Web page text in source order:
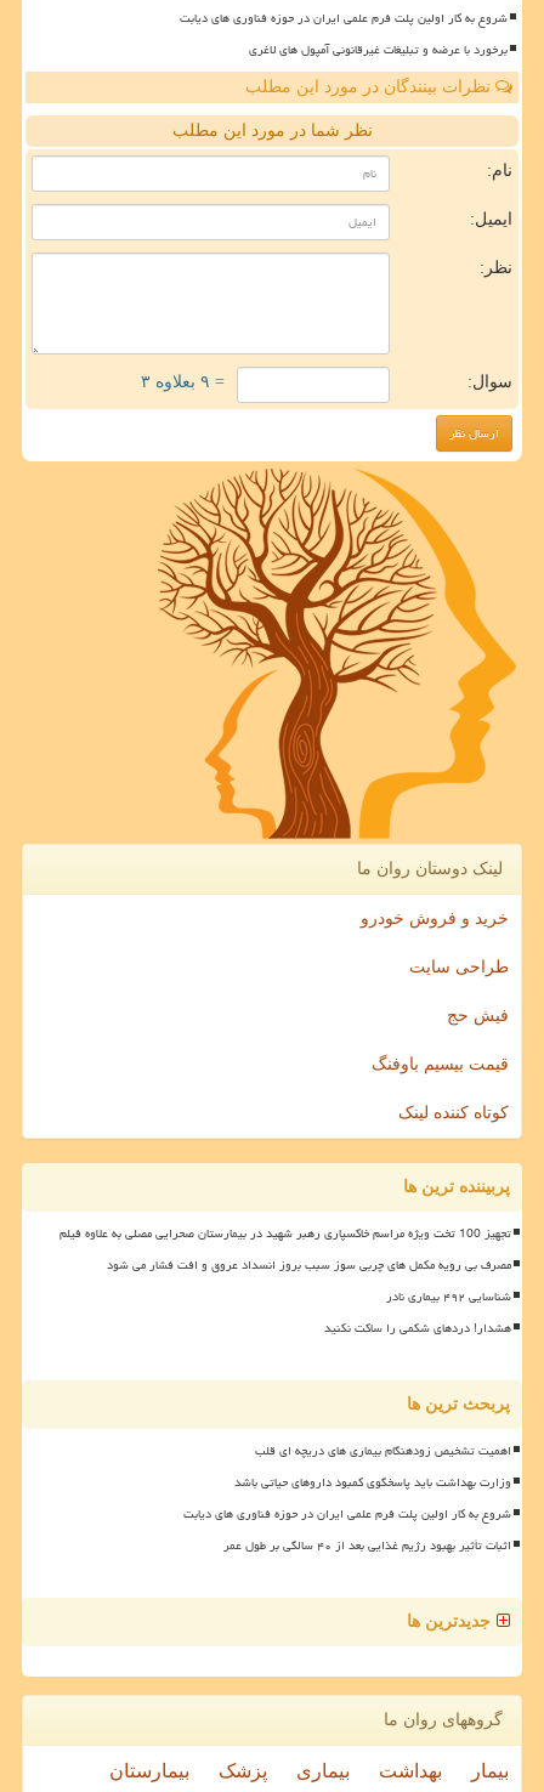
شروع به کار اولین پلت فرم علمی ایران در حوزه فناوری های دیابت
برخورد با عرضه و تبلیغات غیرقانونی آمپول های لاغری
نظرات بینندگان در مورد این مطلب
نظر شما در مورد این مطلب
نام:
ایمیل:
نظر:
سوال: = ۹ بعلاوه ۳
لینک دوستان روان ما
خرید و فروش خودرو
طراحی سایت
فیش حج
قیمت بیسیم باوفنگ
کوتاه کننده لینک
پربیننده ترین ها
تجهیز 100 تخت ویژه مراسم خاکسپاری رهبر شهید در بیمارستان صحرایی مصلی به علاوه فیلم
مصرف بی رویه مکمل های چربی سوز سبب بروز انسداد عروق و افت فشار می شود
شناسایی ۴۹۲ بیماری نادر
هشدار! دردهای شکمی را ساکت نکنید
پربحث ترین ها
اهمیت تشخیص زودهنگام بیماری های دریچه ای قلب
وزارت بهداشت باید پاسخگوی کمبود داروهای حیاتی باشد
شروع به کار اولین پلت فرم علمی ایران در حوزه فناوری های دیابت
اثبات تأثیر بهبود رژیم غذایی بعد از ۴۰ سالگی بر طول عمر
جدیدترین ها
گروههای روان ما
بیمار بهداشت بیماری پزشک بیمارستان